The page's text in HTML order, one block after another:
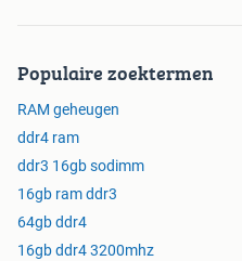
Populaire zoektermen
RAM geheugen
ddr4 ram
ddr3 16gb sodimm
16gb ram ddr3
64gb ddr4
16gb ddr4 3200mhz